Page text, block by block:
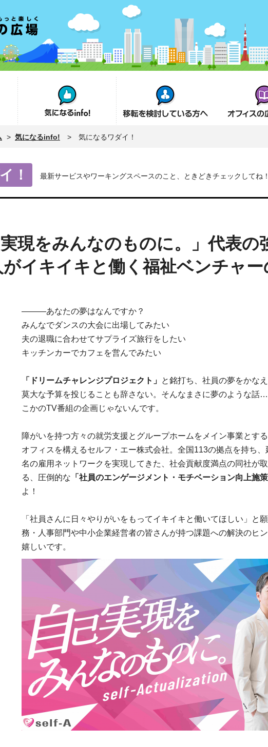
> 気になるinfo! > 気になるワダイ！
！ 最新サービスやワーキングスペースのこと、ときどきチェックしてね！
実現をみんなのものに。」代表の
がイキイキと働く福祉ベンチャー
―――あなたの夢はなんですか？
みんなでダンスの大会に出場してみたい
夫の退職に合わせてサプライズ旅行をしたい
キッチンカーでカフェを営んでみたい
「ドリームチャレンジプロジェクト」 と銘打ち、社員の夢をかな
莫大な予算を投じることも辞さない。そんなまさに夢のような
こかのTV番組の企画じゃないんです。
障がいを持つ方々の就労支援とグループホームをメイン事業とす
オフィスを構えるセルフ・エー株式会社。全国113の拠点を持ち
名の雇用ネットワークを実現してきた、社会貢献度満点の同社が
る、圧倒的な 「社員のエンゲージメント・モチベーション向上施策
よ！
「社員さんに日々やりがいをもってイキイキと働いてほしい」と
務・人事部門や中小企業経営者の皆さんが持つ課題への解決のヒ
嬉しいです。